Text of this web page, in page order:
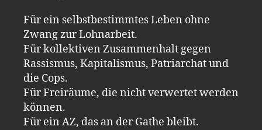
Für ein selbstbestimmtes Leben ohne
Zwang zur Lohnarbeit.
Für kollektiven Zusammenhalt gegen
Rassismus, Kapitalismus, Patriarchat und
die Cops.
Für Freiräume, die nicht verwertet werden
können.
Für ein AZ, das an der Gathe bleibt.